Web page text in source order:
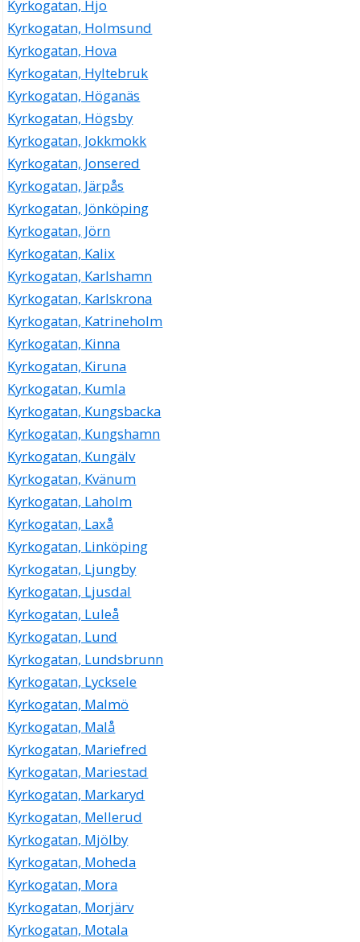
Kyrkogatan, Hjo
Kyrkogatan, Holmsund
Kyrkogatan, Hova
Kyrkogatan, Hyltebruk
Kyrkogatan, Höganäs
Kyrkogatan, Högsby
Kyrkogatan, Jokkmokk
Kyrkogatan, Jonsered
Kyrkogatan, Järpås
Kyrkogatan, Jönköping
Kyrkogatan, Jörn
Kyrkogatan, Kalix
Kyrkogatan, Karlshamn
Kyrkogatan, Karlskrona
Kyrkogatan, Katrineholm
Kyrkogatan, Kinna
Kyrkogatan, Kiruna
Kyrkogatan, Kumla
Kyrkogatan, Kungsbacka
Kyrkogatan, Kungshamn
Kyrkogatan, Kungälv
Kyrkogatan, Kvänum
Kyrkogatan, Laholm
Kyrkogatan, Laxå
Kyrkogatan, Linköping
Kyrkogatan, Ljungby
Kyrkogatan, Ljusdal
Kyrkogatan, Luleå
Kyrkogatan, Lund
Kyrkogatan, Lundsbrunn
Kyrkogatan, Lycksele
Kyrkogatan, Malmö
Kyrkogatan, Malå
Kyrkogatan, Mariefred
Kyrkogatan, Mariestad
Kyrkogatan, Markaryd
Kyrkogatan, Mellerud
Kyrkogatan, Mjölby
Kyrkogatan, Moheda
Kyrkogatan, Mora
Kyrkogatan, Morjärv
Kyrkogatan, Motala